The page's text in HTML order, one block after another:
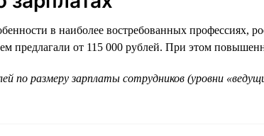
в наиболее востребованных профессиях,
предлагали от 115 000 рублей. При этом
по размеру зарплаты сотрудников (уровни